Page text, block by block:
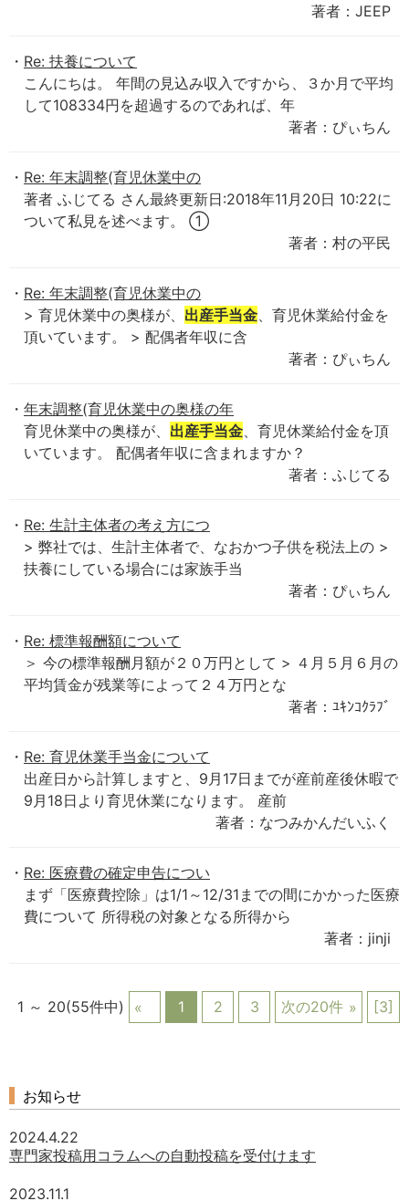
著者：JEEP
Re: 扶養について
こんにちは。 年間の見込み収入ですから、３か月で平均
して108334円を超過するのであれば、年
著者：ぴぃちん
Re: 年末調整(育児休業中の
著者 ふじてる さん最終更新日:2018年11月20日 10:22に
ついて私見を述べます。 ①
著者：村の平民
Re: 年末調整(育児休業中の
> 育児休業中の奥様が、 出産手当金、育児休業給付金を
頂いています。 > 配偶者年収に含
著者：ぴぃちん
年末調整(育児休業中の奥様の年
育児休業中の奥様が、 出産手当金、育児休業給付金を頂
いています。 配偶者年収に含まれますか？
著者：ふじてる
Re: 生計主体者の考え方につ
> 弊社では、生計主体者で、なおかつ子供を税法上の >
扶養にしている場合には家族手当
著者：ぴぃちん
Re: 標準報酬額について
＞ 今の標準報酬月額が２０万円として > ４月５月６月の
平均賃金が残業等によって２４万円とな
著者：ﾕｷﾝｺｸﾗﾌﾞ
Re: 育児休業手当金について
出産日から計算しますと、9月17日までが産前産後休暇で
9月18日より育児休業になります。 産前
著者：なつみかんだいふく
Re: 医療費の確定申告につい
まず「医療費控除」は1/1～12/31までの間にかかった医療
費について 所得税の対象となる所得から
著者：jinji
1 ～ 20(55件中) 1 2 3 次の20件 [3]
お知らせ
2024.4.22
専門家投稿用コラムへの自動投稿を受付けます
2023.11.1